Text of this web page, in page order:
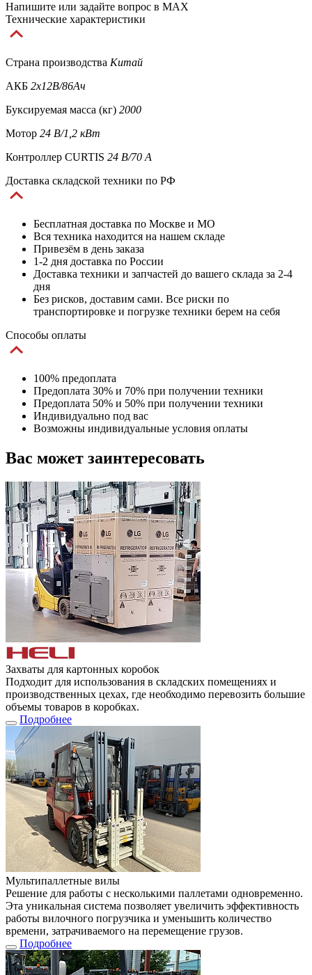
Напишите или задайте вопрос в MAX
Технические характеристики
Страна производства Китай
АКБ 2x12В/86Ач
Буксируемая масса (кг) 2000
Мотор 24 В/1,2 кВт
Контроллер CURTIS 24 В/70 А
Доставка складской техники по РФ
Бесплатная доставка по Москве и МО
Вся техника находится на нашем складе
Привезём в день заказа
1-2 дня доставка по России
Доставка техники и запчастей до вашего склада за 2-4
дня
Без рисков, доставим сами. Все риски по
транспортировке и погрузке техники берем на себя
Способы оплаты
100% предоплата
Предоплата 30% и 70% при получении техники
Предоплата 50% и 50% при получении техники
Индивидуально под вас
Возможны индивидуальные условия оплаты
Вас может заинтересовать
Захваты для картонных коробок
Подходит для использования в складских помещениях и
производственных цехах, где необходимо перевозить большие
объемы товаров в коробках.
Подробнее
Мультипаллетные вилы
Решение для работы с несколькими паллетами одновременно.
Эта уникальная система позволяет увеличить эффективность
работы вилочного погрузчика и уменьшить количество
времени, затрачиваемого на перемещение грузов.
Подробнее